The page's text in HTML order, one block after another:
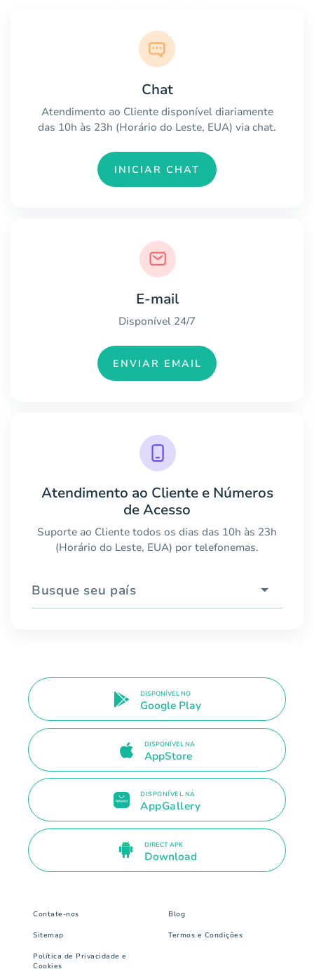
Chat
Atendimento ao Cliente disponível diariamente
das 10h às 23h (Horário do Leste, EUA) via chat.
INICIAR CHAT
E-mail
Disponível 24/7
ENVIAR EMAIL
Atendimento ao Cliente e Números
de Acesso
Suporte ao Cliente todos os dias das 10h às 23h
(Horário do Leste, EUA) por telefonemas.
Busque seu país
DISPONÍVEL NO
Google Play
DISPONÍVEL NA
AppStore
DISPONÍVEL NA
AppGallery
DIRECT APK
Download
Contate-nos Blog
Sitemap Termos e Condições
Política de Privacidade e
Cookies